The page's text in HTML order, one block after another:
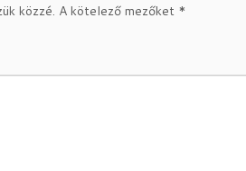
közzé. A kötelező mezőket *